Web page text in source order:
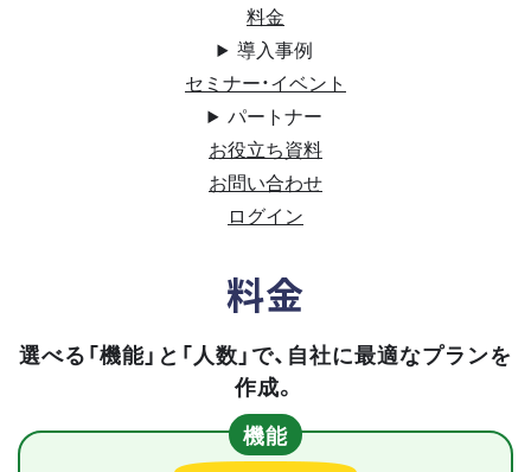
料金
導入事例
セミナー・イベント
パートナー
お役立ち資料
お問い合わせ
ログイン
料金
選べる「機能」と「人数」で、自社に最適なプランを
作成。
機能